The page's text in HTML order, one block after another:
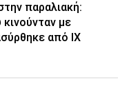
παραλιακή:
με
από ΙΧ